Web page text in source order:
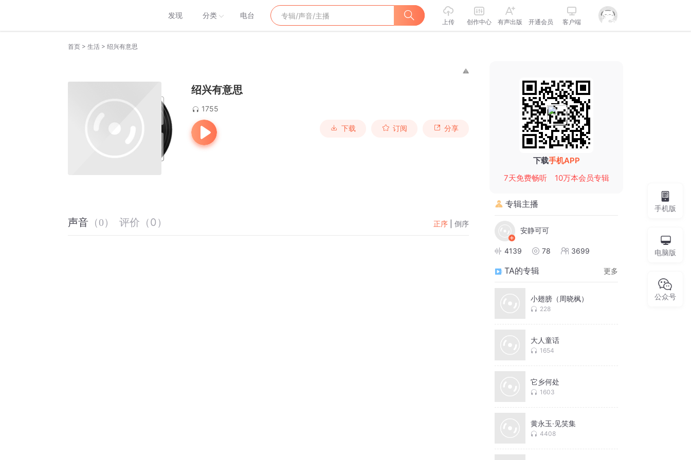
发现 分类 电台
上传 创作中心 有声出版 开通会员 客户端
首页 > 生活 > 绍兴有意思
绍兴有意思
1755
下载 订阅 分享
声音 （0） 评价 （0 ） 正序 倒序
下载手机APP
7天免费畅听
10万本会员专辑
专辑主播
安静可可
4139 78 3699
TA的专辑 更多
小翅膀（周晓枫）
228
大人童话
1654
它乡何处
1603
黄永玉·见笑集
4408
手机版
电脑版
公众号